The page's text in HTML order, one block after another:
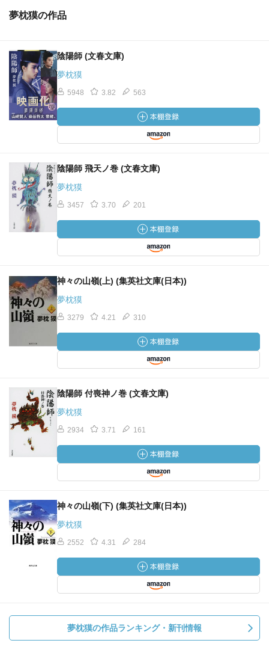
夢枕獏の作品
陰陽師 (文春文庫)
夢枕獏
5948 3.82 563
陰陽師 飛天ノ巻 (文春文庫)
夢枕獏
3457 3.70 201
神々の山嶺(上) (集英社文庫(日本))
夢枕獏
3279 4.21 310
陰陽師 付喪神ノ巻 (文春文庫)
夢枕獏
2934 3.71 161
神々の山嶺(下) (集英社文庫(日本))
夢枕獏
2552 4.31 284
夢枕獏の作品ランキング・新刊情報